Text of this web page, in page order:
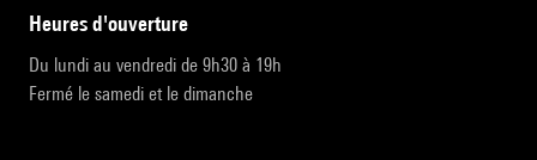
heures d'ouverture
Du lundi au vendredi de 9h30 à 19h
Fermé le samedi et le dimanche